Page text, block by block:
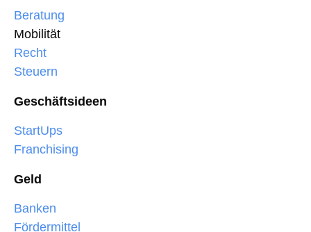
Beratung
Mobilität
Recht
Steuern
Geschäftsideen
StartUps
Franchising
Geld
Banken
Fördermittel